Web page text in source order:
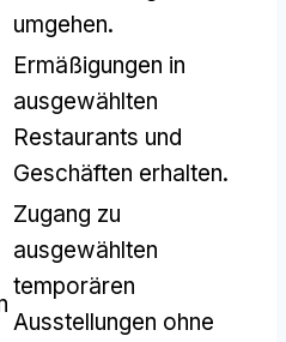
umgehen.
Ermäßigungen in
ausgewählten
Restaurants und
Geschäften erhalten.
Zugang zu
ausgewählten
temporären
Ausstellungen ohne